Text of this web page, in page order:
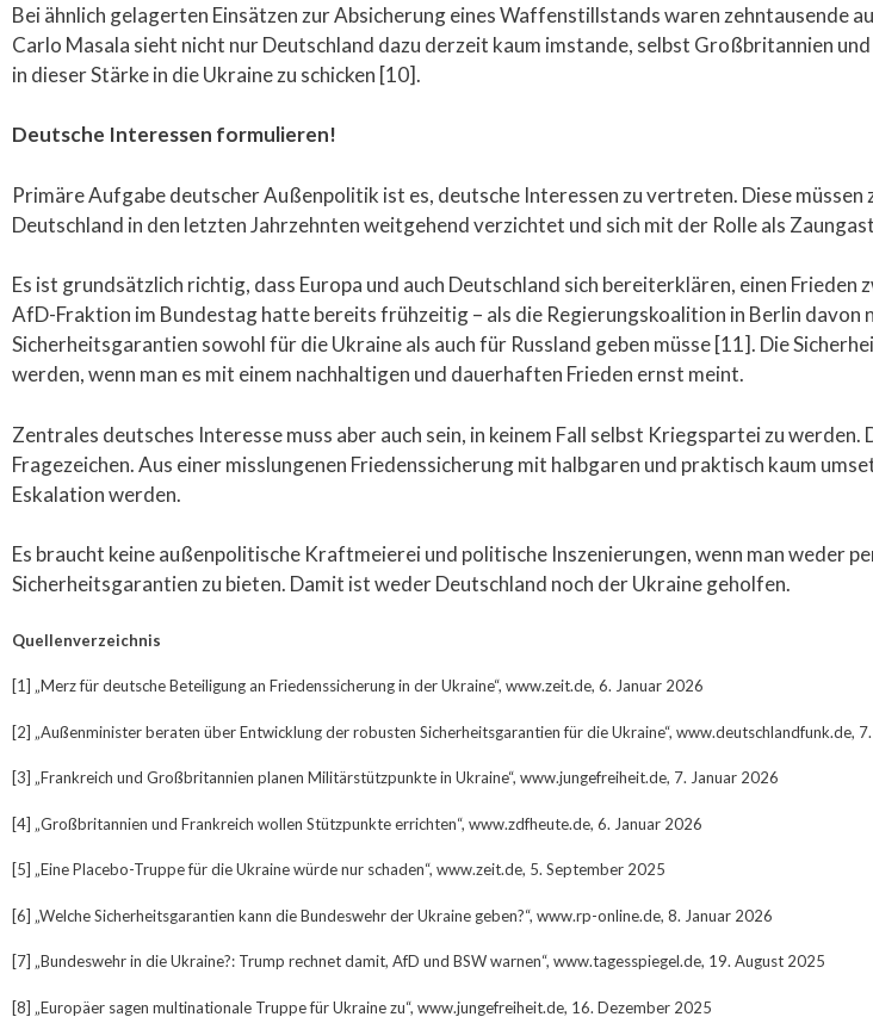
Bei ähnlich gelagerten Einsätzen zur Absicherung eines Waffenstillstands waren zehntausende
Carlo Masala sieht nicht nur Deutschland dazu derzeit kaum imstande, selbst Großbritannien
in dieser Stärke in die Ukraine zu schicken [10].
Deutsche Interessen formulieren!
Primäre Aufgabe deutscher Außenpolitik ist es, deutsche Interessen zu vertreten. Diese
Deutschland in den letzten Jahrzehnten weitgehend verzichtet und sich mit der Rolle als
Es ist grundsätzlich richtig, dass Europa und auch Deutschland sich bereiterklären, einen Frieden
AfD-Fraktion im Bundestag hatte bereits frühzeitig – als die Regierungskoalition in Berlin davon
Sicherheitsgarantien sowohl für die Ukraine als auch für Russland geben müsse [11]. Die
werden, wenn man es mit einem nachhaltigen und dauerhaften Frieden ernst meint.
Zentrales deutsches Interesse muss aber auch sein, in keinem Fall selbst Kriegspartei zu
Fragezeichen. Aus einer misslungenen Friedenssicherung mit halbgaren und praktisch kaum
Eskalation werden.
Es braucht keine außenpolitische Kraftmeierei und politische Inszenierungen, wenn man weder
Sicherheitsgarantien zu bieten. Damit ist weder Deutschland noch der Ukraine geholfen.
Quellenverzeichnis
[1] „Merz für deutsche Beteiligung an Friedenssicherung in der Ukraine“, www.zeit.de, 6. Januar 2026
[2] „Außenminister beraten über Entwicklung der robusten Sicherheitsgarantien für die Ukraine“, www.deutschlandfunk.de,
[3] „Frankreich und Großbritannien planen Militärstützpunkte in Ukraine“, www.jungefreiheit.de, 7. Januar 2026
[4] „Großbritannien und Frankreich wollen Stützpunkte errichten“, www.zdfheute.de, 6. Januar 2026
[5] „Eine Placebo-Truppe für die Ukraine würde nur schaden“, www.zeit.de, 5. September 2025
[6] „Welche Sicherheitsgarantien kann die Bundeswehr der Ukraine geben?“, www.rp-online.de, 8. Januar 2026
[7] „Bundeswehr in die Ukraine?: Trump rechnet damit, AfD und BSW warnen“, www.tagesspiegel.de, 19. August 2025
[8] „Europäer sagen multinationale Truppe für Ukraine zu“, www.jungefreiheit.de, 16. Dezember 2025